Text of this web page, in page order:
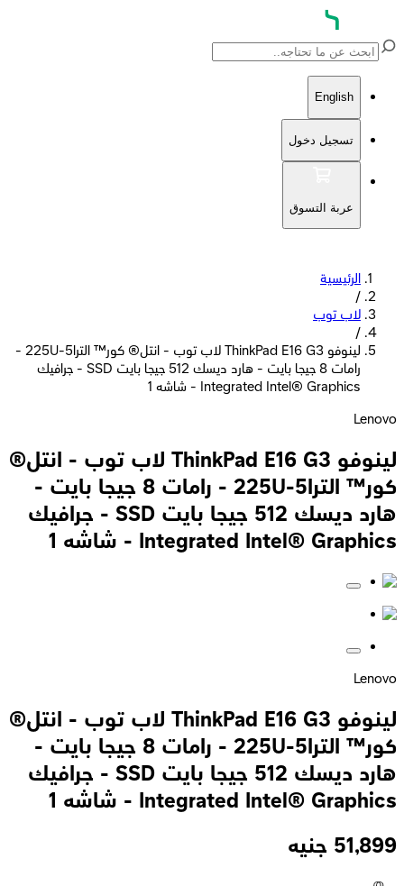
English
تسجيل دخول
عربة التسوق
الرئيسية
/
لاب توب
/
لينوفو ThinkPad E16 G3 لاب توب - انتل® كور™ الترا5-225U -
رامات 8 جيجا بايت - هارد ديسك 512 جيجا بايت SSD - جرافيك
Integrated Intel® Graphics - شاشه 1
Lenovo
لينوفو ThinkPad E16 G3 لاب توب - انتل®
كور™ الترا5-225U - رامات 8 جيجا بايت -
هارد ديسك 512 جيجا بايت SSD - جرافيك
Integrated Intel® Graphics - شاشه 1
Lenovo
لينوفو ThinkPad E16 G3 لاب توب - انتل®
كور™ الترا5-225U - رامات 8 جيجا بايت -
هارد ديسك 512 جيجا بايت SSD - جرافيك
Integrated Intel® Graphics - شاشه 1
51,899 جنيه